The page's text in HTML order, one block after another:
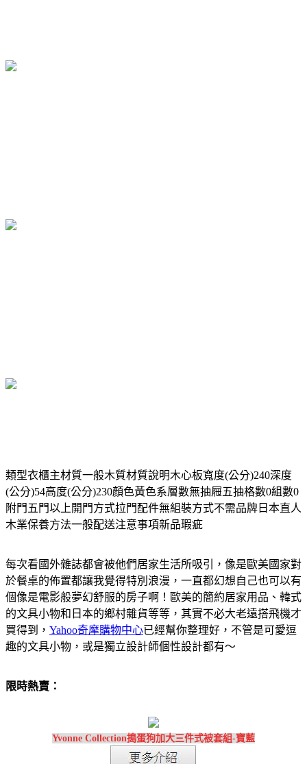
類型衣櫃主材質一般木質材質說明木心板寬度(公分)240深度
(公分)54高度(公分)230顏色黃色系層數無抽屜五抽格數0組數0
附門五門以上開門方式拉門配件無組裝方式不需品牌日本直人
木業保養方法一般配送注意事項新品瑕疵
每次看國外雜誌都會被他們居家生活所吸引，像是歐美國家對
於餐桌的佈置都讓我覺得特別浪漫，一直都幻想自己也可以有
個像是電影般夢幻舒服的房子啊！歐美的簡約居家用品、韓式
的文具小物和日本的鄉村雜貨等等，其實不必大老遠搭飛機才
買得到， Yahoo奇摩購物中心已經幫你整理好，不管是可愛逗
趣的文具小物，或是獨立設計師個性設計都有～
限時熱賣：
Yvonne Collection搗蛋狗加大三件式被套組-寶藍